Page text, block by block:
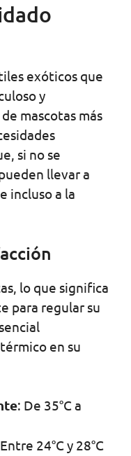
exóticos que
y
mascotas más
si no se
llevar a
incluso a la
lo que significa
para regular su
en su
: De 35°C a
24°C y 28°C